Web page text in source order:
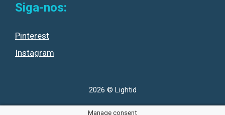
Siga-nos:
Pinterest
Instagram
2026 © Lightid
Manage consent